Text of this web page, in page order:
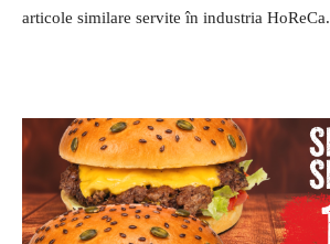
articole similare servite în industria HoReCa.